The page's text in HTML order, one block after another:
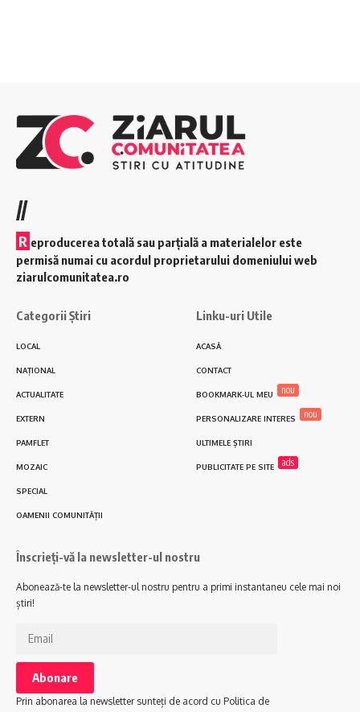
//
R eproducerea totală sau parțială a materialelor este
permisă numai cu acordul proprietarului domeniului web
ziarulcomunitatea.ro
Categorii Știri
LOCAL
NAȚIONAL
ACTUALITATE
EXTERN
PAMFLET
MOZAIC
SPECIAL
OAMENII COMUNITĂȚII
Linku-uri Utile
ACASĂ
CONTACT
BOOKMARK-UL MEU nou
PERSONALIZARE INTERES nou
ULTIMELE ȘTIRI
PUBLICITATE PE SITE ads
Înscrieți-vă la newsletter-ul nostru
Abonează-te la newsletter-ul nostru pentru a primi instantaneu cele mai noi
știri!
Prin abonarea la newsletter sunteți de acord cu Politica de